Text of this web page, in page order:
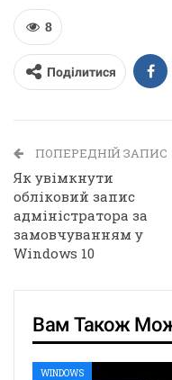
8
Поділитися
ПОПЕРЕДНІЙ ЗАПИС
Як увімкнути
обліковий запис
адміністратора за
замовчуванням у
Windows 10
Вам Також
WINDOWS